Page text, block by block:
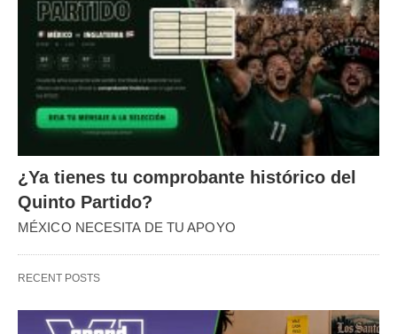
¿Ya tienes tu comprobante histórico del
Quinto Partido?
MÉXICO NECESITA DE TU APOYO
RECENT POSTS